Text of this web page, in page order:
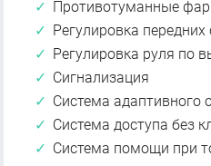
Противотуманные
Регулировка
Регулировка руля по
Сигнализация
Система адаптивного
Система доступа без
Система помощи при